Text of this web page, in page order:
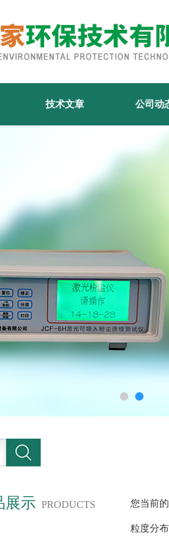
技术文章 公司动
展示 PRODUCTS 您当前的
粒度分